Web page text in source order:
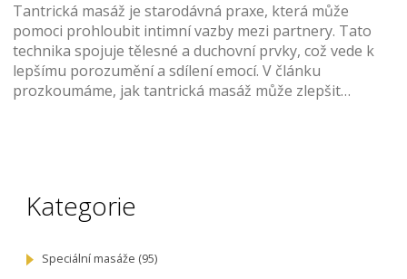
Tantrická masáž je starodávná praxe, která může
pomoci prohloubit intimní vazby mezi partnery. Tato
technika spojuje tělesné a duchovní prvky, což vede k
lepšímu porozumění a sdílení emocí. V článku
prozkoumáme, jak tantrická masáž může zlepšit
Kategorie
Speciální masáže (95)